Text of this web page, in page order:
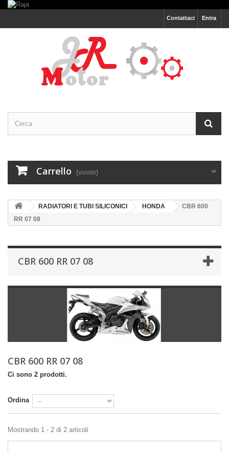
Entra
Contattaci
Carrello (vuoto)
RADIATORI E TUBI SILICONICI HONDA
CBR 600
RR 07 08
CBR 600 RR 07 08
CBR 600 RR 07 08
Ci sono 2 prodotti.
Ordina
Mostrando 1 - 2 di 2 articoli